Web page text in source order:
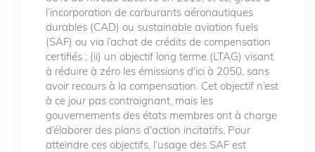
l’incorporation de carburants aéronautiques
durables (CAD) ou sustainable aviation fuels
(SAF) ou via l’achat de crédits de compensation
certifiés ; (ii) un objectif long terme (LTAG) visant
à réduire à zéro les émissions d'ici à 2050, sans
avoir recours à la compensation. Cet objectif n’est
à ce jour pas contraignant, mais les
gouvernements des états membres ont à charge
d’élaborer des plans d'action incitatifs. Pour
atteindre ces objectifs, l’usage des SAF est